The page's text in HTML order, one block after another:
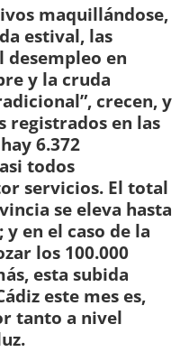
maquillándose,
estival, las
en
y la cruda
crecen, y
registrados en las
6.372
todos
servicios. El total
se eleva hasta
y en el caso de la
los 100.000
esta subida
este mes es,
tanto a nivel